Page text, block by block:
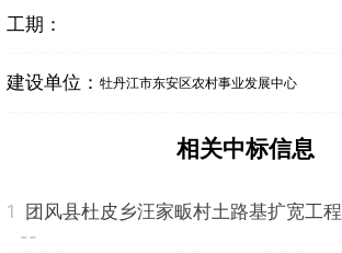
工期：
建设单位： 牡丹江市东安区农村事业发展中心
相关中标信息
1
团风县杜皮乡汪家畈村土路基扩宽工程
--